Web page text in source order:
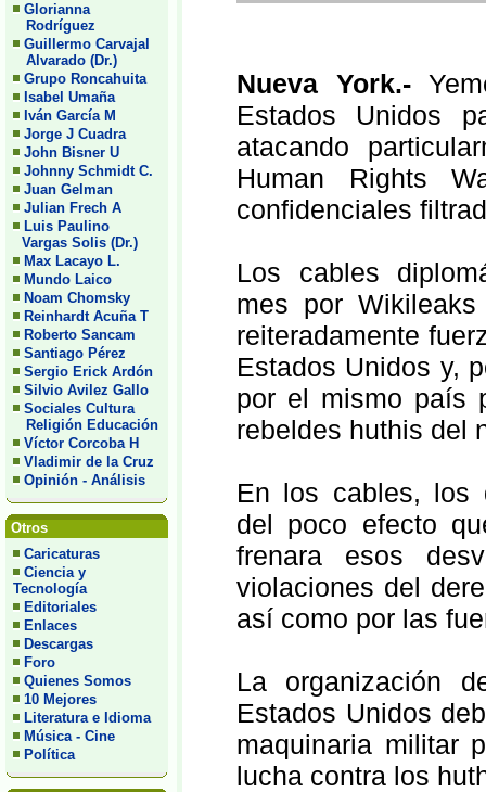
Glorianna
Rodríguez
Guillermo Carvajal
Alvarado (Dr.)
Grupo Roncahuita
Isabel Umaña
Iván García M
Jorge J Cuadra
John Bisner U
Johnny Schmidt C.
Juan Gelman
Julian Frech A
Luis Paulino
Vargas Solis (Dr.)
Max Lacayo L.
Mundo Laico
Noam Chomsky
Reinhardt Acuña T
Roberto Sancam
Santiago Pérez
Sergio Erick Ardón
Silvio Avilez Gallo
Sociales Cultura
Religión Educación
Víctor Corcoba H
Vladimir de la Cruz
Opinión - Análisis
Otros
Caricaturas
Ciencia y
Tecnología
Editoriales
Enlaces
Descargas
Foro
Quienes Somos
10 Mejores
Literatura e Idioma
Música - Cine
Política
Nueva York.-
Estados Unidos
atacando
Human Rights
confidenciales
Los cables
mes por
reiteradamente
Estados Unidos y,
por el mismo país
rebeldes huthis del
En los cables, los
del poco efecto
frenara esos
violaciones del
así como por las
La organización
Estados Unidos
maquinaria militar
lucha contra los